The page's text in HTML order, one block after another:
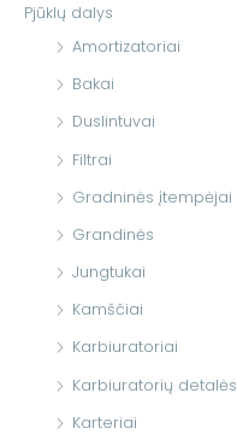
Pjūklų dalys
Amortizatoriai
Bakai
Duslintuvai
Filtrai
Gradninės įtempėjai
Grandinės
Jungtukai
Kamščiai
Karbiuratoriai
Karbiuratorių detalės
Karteriai